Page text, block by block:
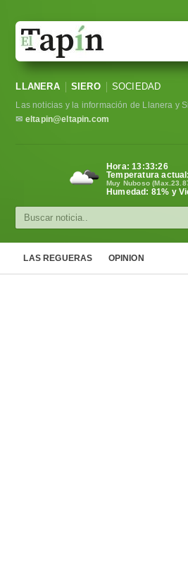
Sociedad
Política
Cultura
LLANERA SIERO SOCIEDAD
Las noticias y la información de Llanera y
✉ eltapin@eltapin.com
Hora:13:33:27
Temperatura actual:
Muy Nuboso
Humedad: 81% y
LAS REGUERAS OPINION